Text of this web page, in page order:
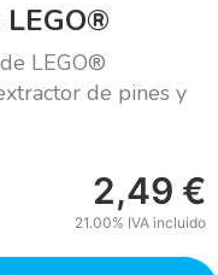
LEGO®
de pines y
2,49 €
21.00% IVA incluido